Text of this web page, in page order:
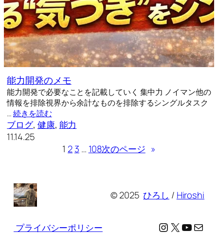
能力開発のメモ
能力開発で必要なことを記載していく 集中力 ノイマン他の
情報を排除視界から余計なものを排除するシングルタスク
…続きを読む
ブログ, 健康, 能力
11.14.25
1 23 … 108次のページ »
© 2025ひろし / Hiroshi
プライバシーポリシー Instagram
X メール